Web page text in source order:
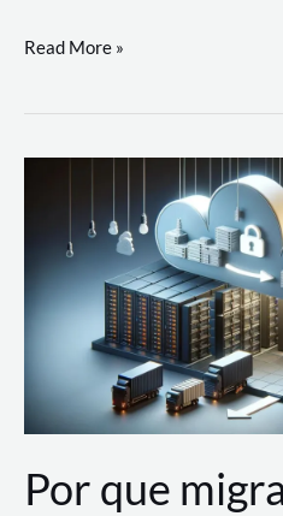
Utilizando
Soluções
AWS
Read More »
Por que